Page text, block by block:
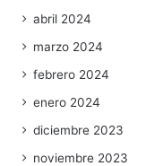
abril 2024
marzo 2024
febrero 2024
enero 2024
diciembre 2023
noviembre 2023